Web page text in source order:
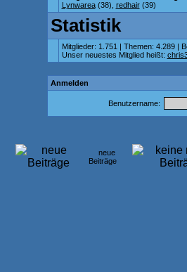
Lynwarea(38), redhair(39)
Statistik
Mitglieder: 1.751 | Themen: 4.289 |
Unser neuestes Mitglied heißt:
Anmelden
Benutzername:
neue
Beiträge